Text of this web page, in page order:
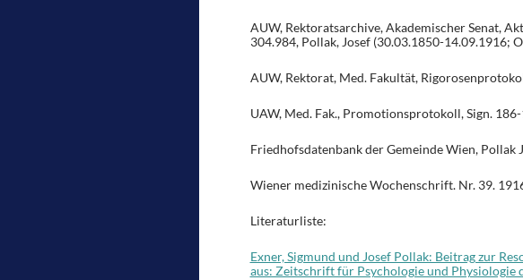
AUW, Rektoratsarchive, Akademischer Senat,
304.984, Pollak, Josef (30.03.1850-14.09.1916;
AUW, Rektorat, Med. Fakultät,
UAW, Med. Fak., Promotionsprotokoll, Sign.
Friedhofsdatenbank der Gemeinde Wien, Pollak
Wiener medizinische Wochenschrift. Nr. 39.
Literaturliste:
Exner, Sigmund und Josef Pollak: Beitrag zur
aus: Zeitschrift für Psychologie und Physiologie